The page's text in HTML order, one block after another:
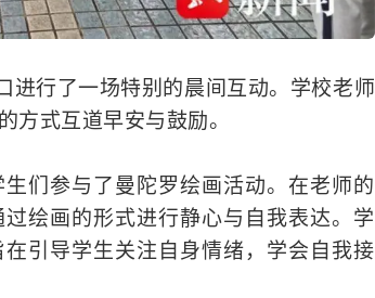
进行了一场特别的晨间互动。学校老师
方式互道早安与鼓励。
们参与了曼陀罗绘画活动。在老师的
绘画的形式进行静心与自我表达。学
引导学生关注自身情绪，学会自我接